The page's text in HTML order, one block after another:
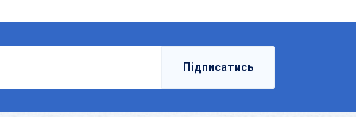
Підписатись